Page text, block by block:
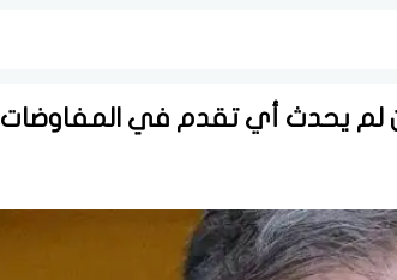
لم يحدث أي تقدم في المفاوضات